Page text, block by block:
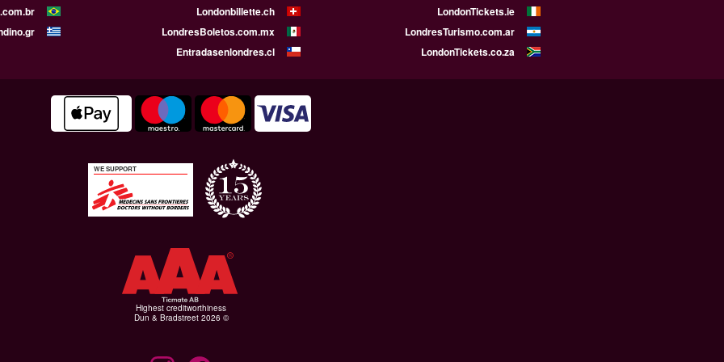
LondonTickets.ie
Londonbillette.ch
LondresTurismo.com.ar
LondresBoletos.com.mx
LondonTickets.co.za
Entradasenlondres.cl
WE SUPPORT
Highest creditworthiness
© Dun & Bradstreet 2026